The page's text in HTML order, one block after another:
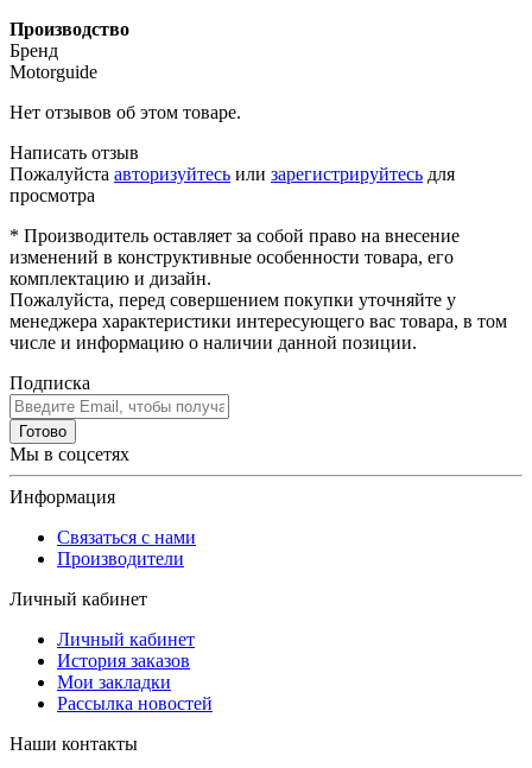
Производство
Бренд
Motorguide
Нет отзывов об этом товаре.
Написать отзыв
Пожалуйста авторизуйтесь или зарегистрируйтесь для
просмотра
* Производитель оставляет за собой право на внесение
изменений в конструктивные особенности товара, его
комплектацию и дизайн.
Пожалуйста, перед совершением покупки уточняйте у
менеджера характеристики интересующего вас товара, в том
числе и информацию о наличии данной позиции.
Подписка
Готово
Мы в соцсетях
Информация
Связаться с нами
Производители
Личный кабинет
Личный кабинет
История заказов
Мои закладки
Рассылка новостей
Наши контакты